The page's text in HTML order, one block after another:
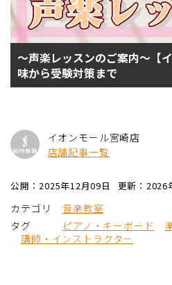
～声楽レッスンのご案内～【
味から受験対策まで
イオンモール宮崎店
店舗記事一覧
公開：2025年12月09日 更新：2026
カテゴリ
音楽教室
タグ
ピアノ・キーボード
講師・インストラクター